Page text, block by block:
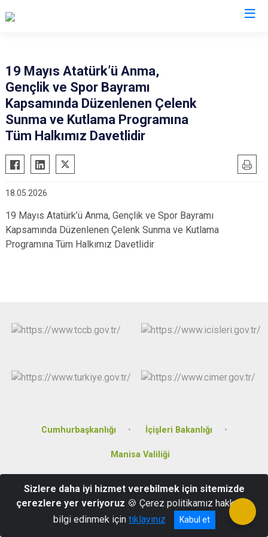
Ahmetli
Akhisar
Alaşehir
Gölmarmara
Gördes
Köprübaşı
Kula
Salihli
Sarıgöl
Saruhanlı
Yunusemre
19 Mayıs Atatürk’ü Anma,
Gençlik ve Spor Bayramı
Kapsamında Düzenlenen Çelenk
Sunma ve Kutlama Programına
Tüm Halkımız Davetlidir
18.05.2026
19 Mayıs Atatürk’ü Anma, Gençlik ve Spor Bayramı
Kapsamında Düzenlenen Çelenk Sunma ve Kutlama
Programına Tüm Halkımız Davetlidir
Cumhurbaşkanlığı İçişleri Bakanlığı
Manisa Valiliği
Atatürk Mahallesi, 160 Sokak, No:70, Akhisar/Manisa
0236 414 20 30 - 0236 414 39 83
Sizlere daha iyi hizmet verebilmek için sitemizde
çerezlere yer veriyoruz 🍪 Çerez politikamız hakkında
bilgi edinmek için tıklayınız Kabul et